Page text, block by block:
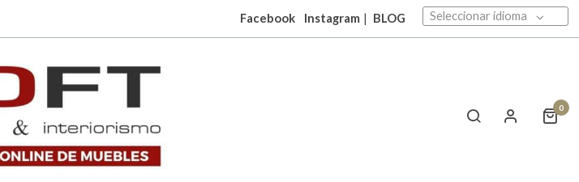
Facebook Instagram | BLOG Seleccionar idioma
0